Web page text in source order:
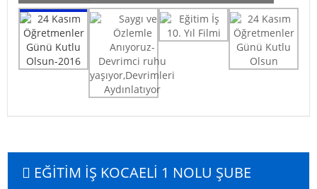
24 Kasım Öğretmenler Günü Kutlu Olsun-2016
Saygı ve Özlemle Anıyoruz-Devrimci ruhu
yaşıyor,Devrimleri Aydınlatıyor
Eğitim İş 10. Yıl Filmi
24 Kasım Öğretmenler Günü Kutlu Olsun
EĞITIM İŞ KOCAELI 1 NOLU ŞUBE